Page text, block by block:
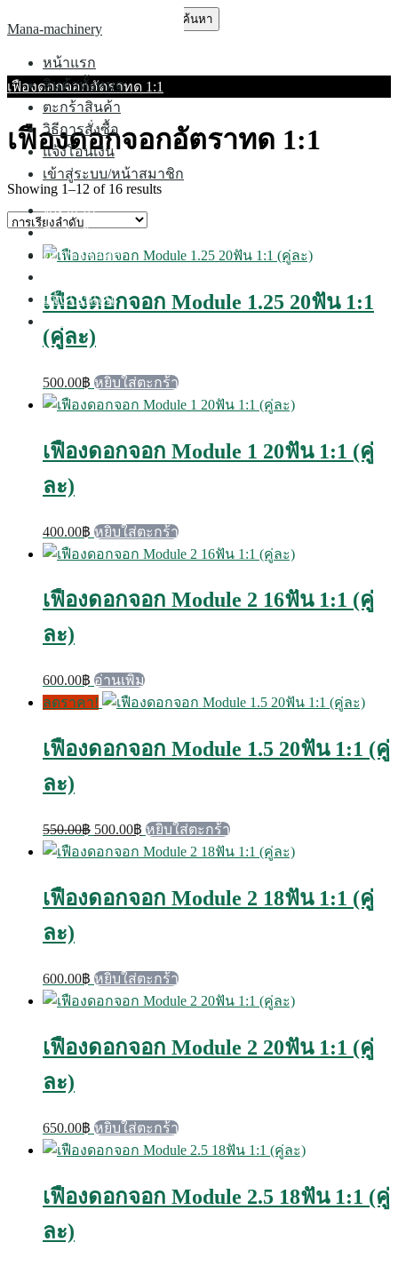
to
Mana-machinery
หน้าแรก
สินค้าทั้งหมด
ตะกร้าสินค้า
วิธีการสั่งซื้อ
แจ้งโอนเงิน
เข้าสู่ระบบ/หน้าสมาชิก
หน้าแรก
สินค้าทั้งหมด
ตะกร้าสินค้า
แจ้งโอนเงิน
สำหรับ:
เฟืองดอกจอกอัตราทด 1:1
เฟืองดอกจอกอัตราทด 1:1
Showing 1–12 of 16 results
เฟืองดอกจอก Module 1.25 20ฟัน 1:1
(คู่ละ)
500.00฿ หยิบใส่ตะกร้า
เฟืองดอกจอก Module 1 20ฟัน 1:1 (คู่
ละ)
400.00฿ หยิบใส่ตะกร้า
เฟืองดอกจอก Module 2 16ฟัน 1:1 (คู่
ละ)
600.00฿ อ่านเพิ่ม
ลดราคา!
เฟืองดอกจอก Module 1.5 20ฟัน 1:1 (คู่
ละ)
550.00฿ Original
price
was:
500.00฿ Current
price
is:
หยิบใส่ตะกร้า
เฟืองดอกจอก Module 2 18ฟัน 1:1 (คู่
ละ)
600.00฿ หยิบใส่ตะกร้า
เฟืองดอกจอก Module 2 20ฟัน 1:1 (คู่
ละ)
650.00฿ หยิบใส่ตะกร้า
เฟืองดอกจอก Module 2.5 18ฟัน 1:1 (คู่
ละ)